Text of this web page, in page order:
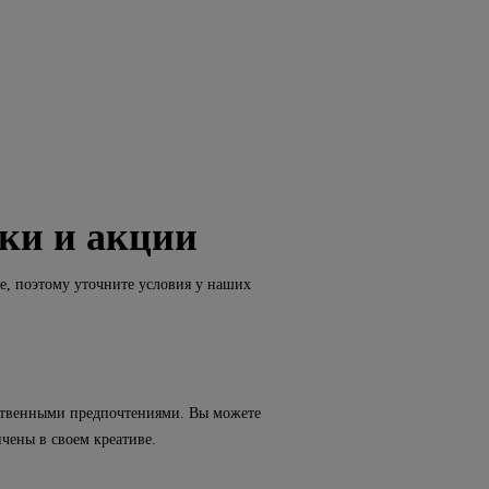
и акции
поэтому уточните условия у наших
предпочтениями. Вы можете
в своем креативе.